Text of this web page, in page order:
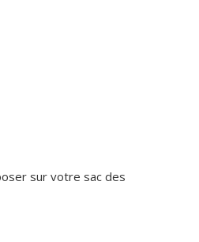
sur votre sac des